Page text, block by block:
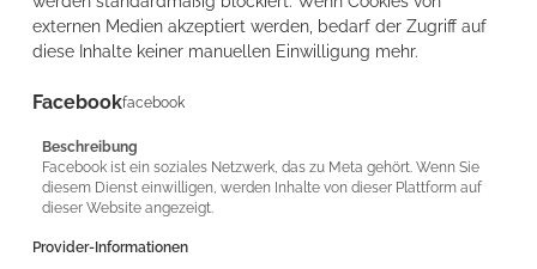
externen Medien akzeptiert werden, bedarf der Zugriff auf
diese Inhalte keiner manuellen Einwilligung mehr.
Facebookfacebook
Beschreibung
Facebook ist ein soziales Netzwerk, das zu Meta gehört. Wenn Sie
diesem Dienst einwilligen, werden Inhalte von dieser Plattform auf
dieser Website angezeigt.
Provider-Informationen